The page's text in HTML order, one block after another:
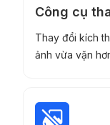
Công cụ
Thay đổi kích
ảnh vừa vặn